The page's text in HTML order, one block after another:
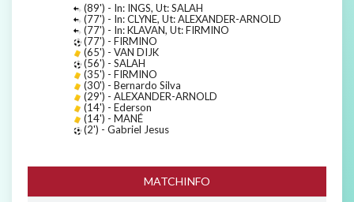
(89') - In: INGS, Ut: SALAH
(77') - In: CLYNE, Ut: ALEXANDER-ARNOLD
(77') - In: KLAVAN, Ut: FIRMINO
(77') - FIRMINO
(65') - VAN DIJK
(56') - SALAH
(35') - FIRMINO
(30') - Bernardo Silva
(29') - ALEXANDER-ARNOLD
(14') - Ederson
(14') - MANÉ
(2') - Gabriel Jesus
MATCHINFO